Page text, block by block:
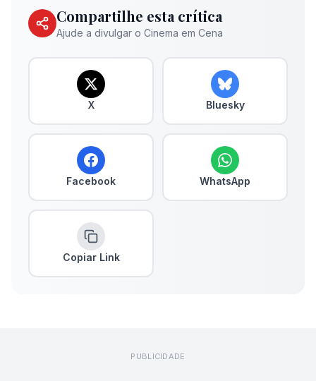
Compartilhe esta crítica
Ajude a divulgar o Cinema em Cena
X Bluesky
Facebook WhatsApp
Copiar Link
PUBLICIDADE